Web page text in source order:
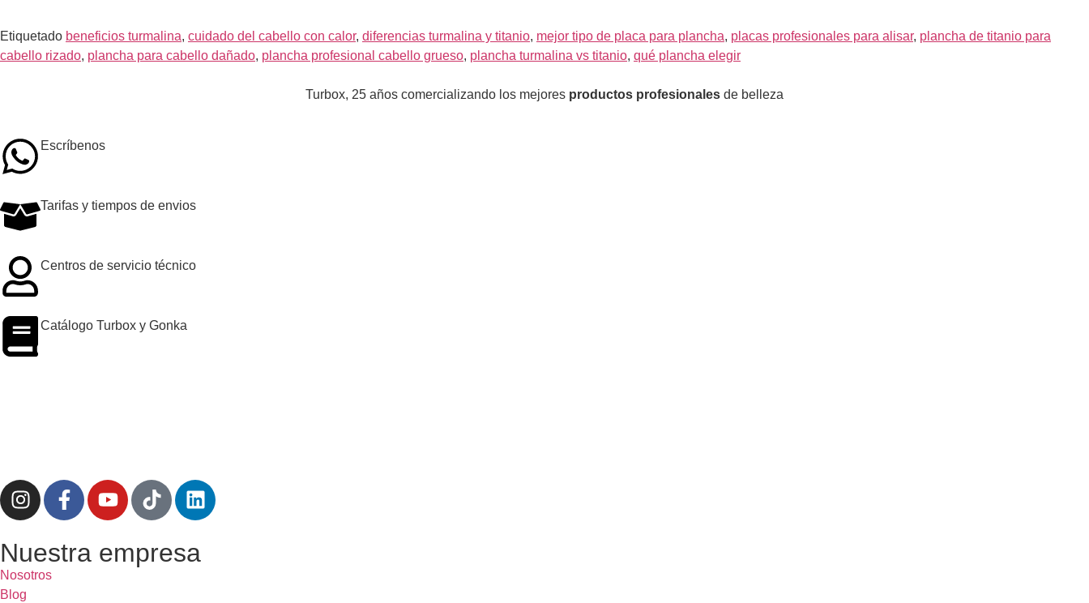
Etiquetado beneficios turmalina, cuidado del cabello con calor, diferencias turmalina y titanio, mejor tipo de placa para plancha, placas profesionales para alisar, plancha de titanio para
cabello rizado, plancha para cabello dañado, plancha profesional cabello grueso, plancha turmalina vs titanio, qué plancha elegir
Turbox, 25 años comercializando los mejores productos profesionales de belleza
Escríbenos
Tarifas y tiempos de envios
Centros de servicio técnico
Catálogo Turbox y Gonka
Nuestra empresa
Nosotros
Blog